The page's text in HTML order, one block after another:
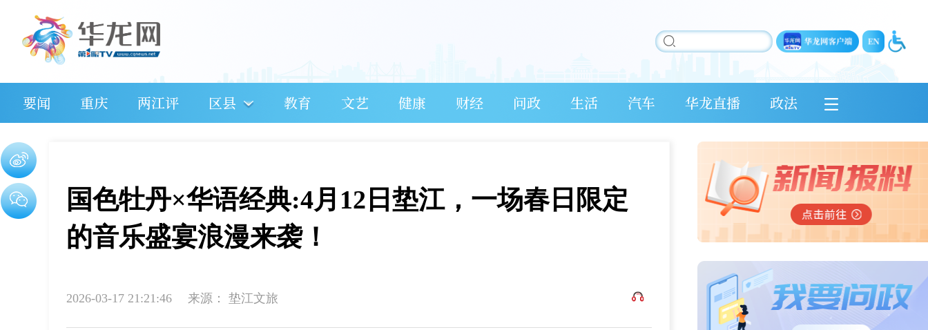
要闻 重庆 两江评 区县 教育 文艺 健康 财经 问政 生活 汽车 华龙直播 政法
国色牡丹×华语经典:4月12日垫江，一场春日限定
的音乐盛宴浪漫来袭！
2026-03-17 21:21:46 来源： 垫江文旅